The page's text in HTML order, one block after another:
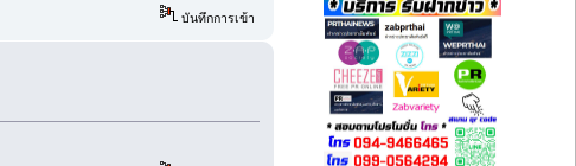
บันทึกการเข้า